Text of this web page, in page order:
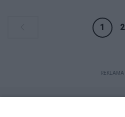
1 2
REKLAMA